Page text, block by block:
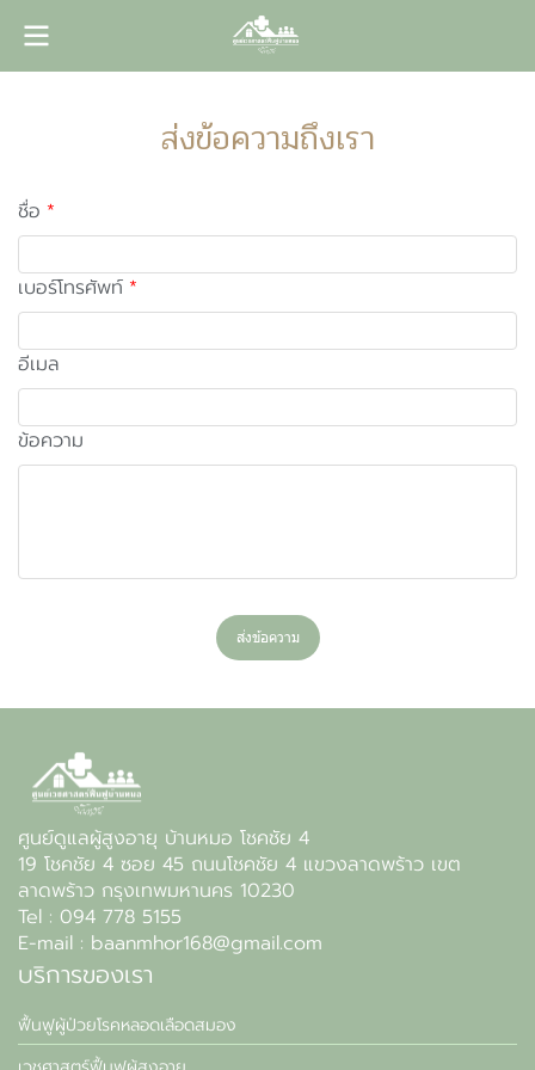
ส่งข้อความถึงเรา
ชื่อ
เบอร์โทรศัพท์
อีเมล
ข้อความ
ส่งข้อความ
ศูนย์ดูแลผู้สูงอายุ บ้านหมอ โชคชัย 4
19 โชคชัย 4 ซอย 45 ถนนโชคชัย 4 แขวงลาดพร้าว เขต
ลาดพร้าว กรุงเทพมหานคร 10230
Tel : 094 778 5155
E-mail : baanmhor168@gmail.com
บริการของเรา
ฟื้นฟูผู้ป่วยโรคหลอดเลือดสมอง